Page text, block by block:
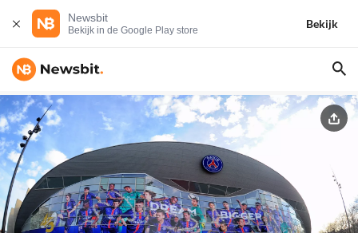
Newsbit
Bekijk in de Google Play store
Bekijk